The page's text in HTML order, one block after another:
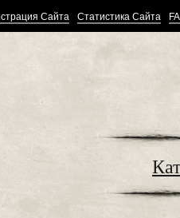
Сайта Статистика Сайта